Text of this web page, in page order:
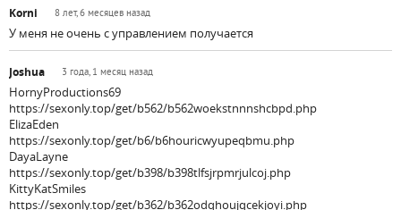
Korni 8 лет, 6 месяцев назад
У меня не очень с управлением получается
Joshua 3 года, 1 месяц назад
HornyProductions69
https://sexonly.top/get/b562/b562woekstnnnshcbpd.php
ElizaEden
https://sexonly.top/get/b6/b6houricwyupeqbmu.php
DayaLayne
https://sexonly.top/get/b398/b398tlfsjrpmrjulcoj.php
KittyKatSmiles
https://sexonly.top/get/b362/b362odqhoujqcekjoyi.php